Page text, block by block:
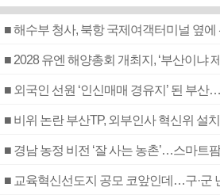
■ 해수부 청사, 북항 국제여객터미널 옆에
■ 2028 유엔 해양총회 개최지, ‘부산이냐
■ 외국인 선원 ‘인신매매 경유지’ 된 부산
■ 비위 논란 부산TP, 외부인사 혁신위 설치
■ 경남 농정 비전 ‘잘 사는 농촌’…스마트
■ 교육혁신선도지 공모 코앞인데…구·군